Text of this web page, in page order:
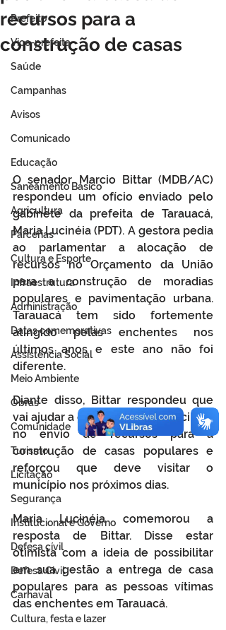
Prefeito
Vice-prefeita
Saúde
Campanhas
Avisos
Comunicado
Educação
Saneamento Básico
Agricultura
Parcerias
Cultura e Esporte
Infraestrutura
Administração
Datas comemorativas
Assistência Social
Meio Ambiente
Obras
Comunidade
Turismo
Licitação
Segurança
Institucional e Governo
Defesa cívil
Defesa Civil
Carnaval
Cultura, festa e lazer
recursos para a
construção de casas
O senador Marcio Bittar (MDB/AC)
respondeu um ofício enviado pelo
gabinete da prefeita de Tarauacá,
Maria Lucinéia (PDT). A gestora pedia
ao parlamentar a alocação de
recursos no Orçamento da União
para a construção de moradias
populares e pavimentação urbana.
Tarauacá tem sido fortemente
atingido pelas enchentes nos
últimos anos e este ano não foi
diferente.
Diante disso, Bittar respondeu que
vai ajudar a gestão de Maria Lucinéia
no envio de recursos para a
construção de casas populares e
reforçou que deve visitar o
município nos próximos dias.
Maria Lucinéia comemorou a
resposta de Bittar. Disse estar
otimista com a ideia de possibilitar
em sua gestão a entrega de casa
populares para as pessoas vítimas
das enchentes em Tarauacá.